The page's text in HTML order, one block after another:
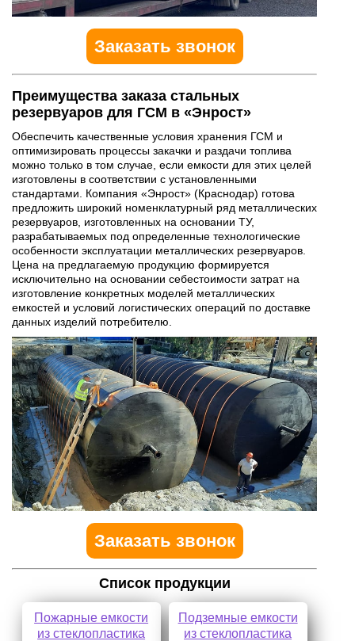
Заказать звонок
Преимущества заказа стальных
резервуаров для ГСМ в «Энрост»
Обеспечить качественные условия хранения ГСМ и
оптимизировать процессы закачки и раздачи топлива
можно только в том случае, если емкости для этих целей
изготовлены в соответствии с установленными
стандартами. Компания «Энрост» (Краснодар) готова
предложить широкий номенклатурный ряд металлических
резервуаров, изготовленных на основании ТУ,
разрабатываемых под определенные технологические
особенности эксплуатации металлических резервуаров.
Цена на предлагаемую продукцию формируется
исключительно на основании себестоимости затрат на
изготовление конкретных моделей металлических
емкостей и условий логистических операций по доставке
данных изделий потребителю.
Заказать звонок
Список продукции
Пожарные емкости
из стеклопластика
Подземные емкости
из стеклопластика